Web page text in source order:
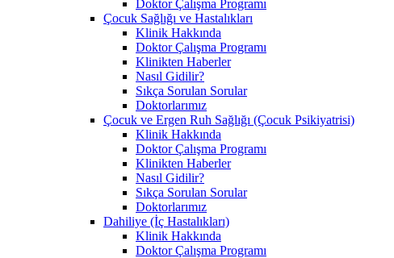
Doktor Çalışma Programı
Çocuk Sağlığı ve Hastalıkları
Klinik Hakkında
Doktor Çalışma Programı
Klinikten Haberler
Nasıl Gidilir?
Sıkça Sorulan Sorular
Doktorlarımız
Çocuk ve Ergen Ruh Sağlığı (Çocuk Psikiyatrisi)
Klinik Hakkında
Doktor Çalışma Programı
Klinikten Haberler
Nasıl Gidilir?
Sıkça Sorulan Sorular
Doktorlarımız
Dahiliye (İç Hastalıkları)
Klinik Hakkında
Doktor Çalışma Programı